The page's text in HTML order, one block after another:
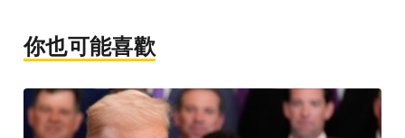
你也可能喜歡